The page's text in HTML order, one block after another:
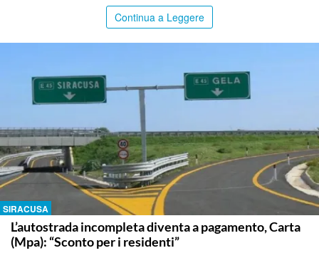
Continua a Leggere
SIRACUSA
L’autostrada incompleta diventa a pagamento, Carta
(Mpa): “Sconto per i residenti”